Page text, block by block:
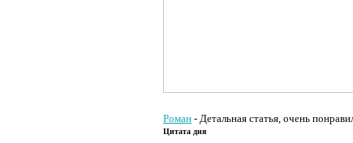
Роман - Детальная статья, очень
Цитата дня